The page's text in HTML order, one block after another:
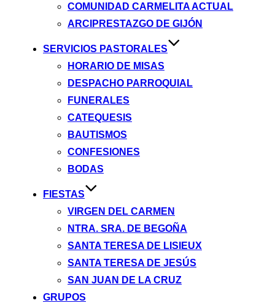
COMUNIDAD CARMELITA ACTUAL
ARCIPRESTAZGO DE GIJÓN
SERVICIOS PASTORALES
HORARIO DE MISAS
DESPACHO PARROQUIAL
FUNERALES
CATEQUESIS
BAUTISMOS
CONFESIONES
BODAS
FIESTAS
VIRGEN DEL CARMEN
NTRA. SRA. DE BEGOÑA
SANTA TERESA DE LISIEUX
SANTA TERESA DE JESÚS
SAN JUAN DE LA CRUZ
GRUPOS